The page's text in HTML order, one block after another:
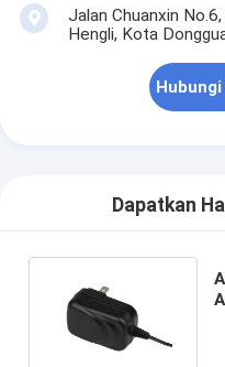
Jalan Chuanxin
Hengli, Kota
Dapatkan